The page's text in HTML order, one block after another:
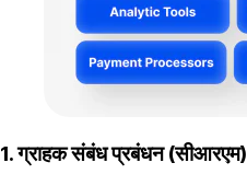
1. ग्राहक संबंध प्रबंधन (सीआरएम)